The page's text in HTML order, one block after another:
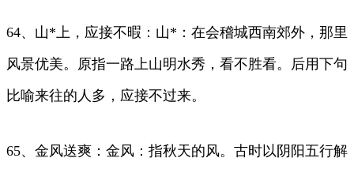
64、山*上，应接不暇：山*：在会稽城西南郊外，那里
风景优美。原指一路上山明水秀，看不胜看。后用下句
比喻来往的人多，应接不过来。
65、金风送爽：金风：指秋天的风。古时以阴阳五行解